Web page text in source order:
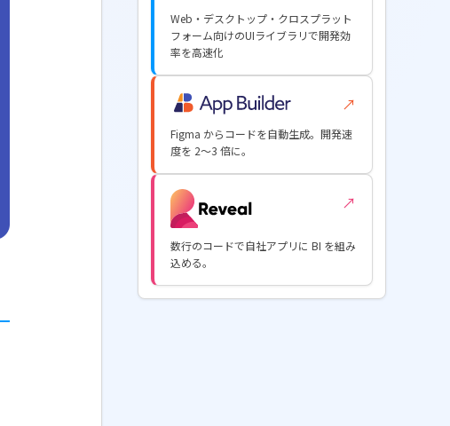
Web・デスクトップ・クロスプラット
フォーム向けのUIライブラリで開発効
率を高速化
↗
Figma からコードを自動生成。開発速
度を 2〜3 倍に。
↗
数行のコードで自社アプリに BI を組み
込める。